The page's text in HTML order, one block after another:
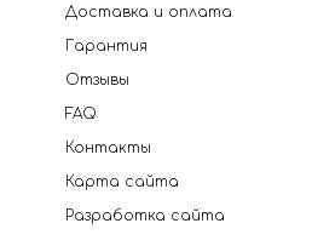
Доставка и оплата
Гарантия
Отзывы
FAQ
Контакты
Карта сайта
Разработка сайта